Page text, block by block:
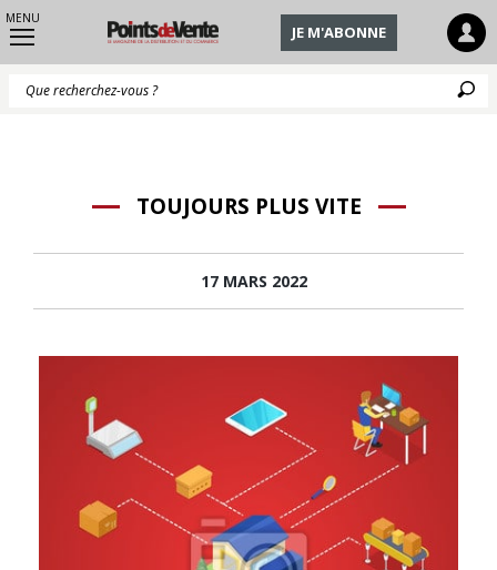
MENU
JE M'ABONNE
TOUJOURS PLUS VITE
17 MARS 2022